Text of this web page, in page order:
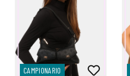
CAMPIONARIO